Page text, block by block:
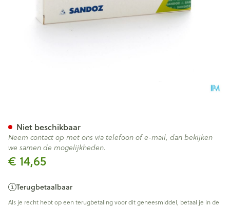
€ 14,65
Terugbetaalbaar
Als je recht hebt op een terugbetaling voor dit geneesmiddel, betaal je in de
Niet beschikbaar
Neem contact op met ons via telefoon of e-mail, dan bekijken
we samen de mogelijkheden.